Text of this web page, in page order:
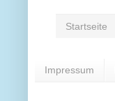
Startseite
Impressum